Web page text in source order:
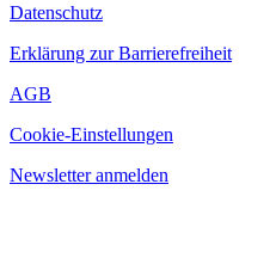
Datenschutz
Erklärung zur Barrierefreiheit
AGB
Cookie-Einstellungen
Newsletter anmelden